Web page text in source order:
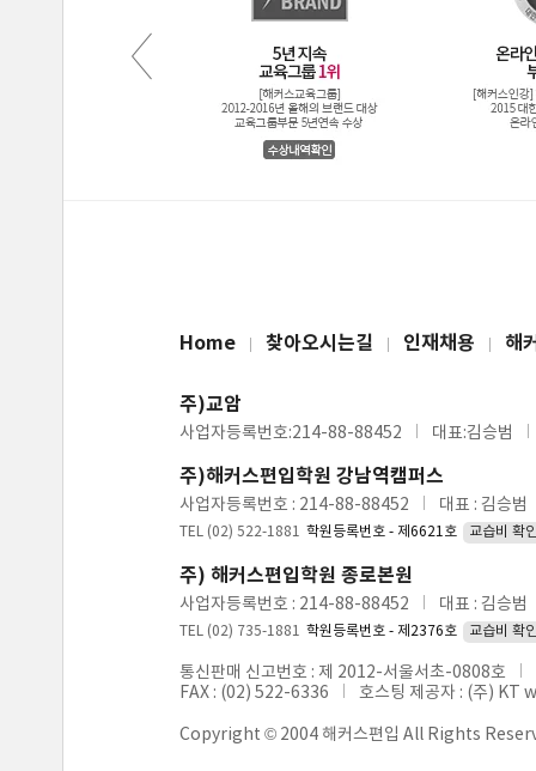
Home 찾아오시는길 인재채용 해
주)교암
사업자등록번호:214-88-88452 대표:김승범
주)해커스편입학원 강남역캠퍼스
사업자등록번호 : 214-88-88452 대표 : 김승범
TEL (02) 522-1881 학원등록번호 - 제6621호 교습비 확
주) 해커스편입학원 종로본원
사업자등록번호 : 214-88-88452 대표 : 김승범
TEL (02) 735-1881 학원등록번호 - 제2376호 교습비 확
통신판매 신고번호 : 제 2012-서울서초-0808호
FAX : (02) 522-6336
호스팅 제공자 : (주)
Copyright © 2004 해커스편입 All Rights